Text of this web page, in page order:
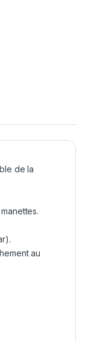
de la
au